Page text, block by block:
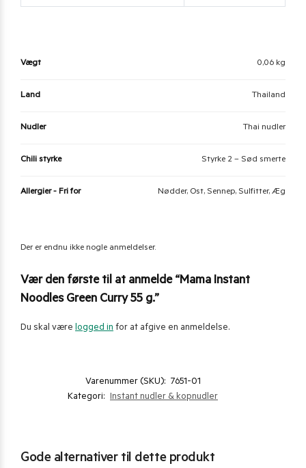
Vægt 0,06 kg
Land Thailand
Nudler Thai nudler
Chili styrke Styrke 2 – Sød smerte
Allergier - Fri for Nødder, Ost, Sennep, Sulfitter, Æg
Der er endnu ikke nogle anmeldelser.
Vær den første til at anmelde “Mama Instant
Noodles Green Curry 55 g.”
Du skal være logged in for at afgive en anmeldelse.
Varenummer (SKU): 7651-01
Kategori: Instant nudler & kopnudler
Gode alternativer til dette produkt